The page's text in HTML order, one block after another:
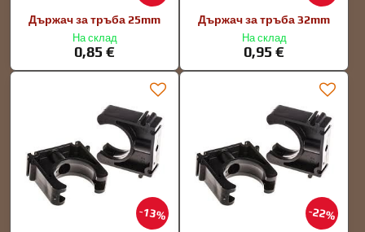
Държач за тръба 25mm
На склад
0,85 €
Държач за тръба 32mm
На склад
0,95 €
13% 22%